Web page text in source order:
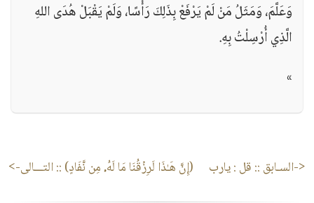
وَعَلَّمَ، وَمَثَلُ مَنْ لَمْ يَرْفَعْ بِذَلِكَ رَأْسًا، وَلَمْ يَقْبَلْ هُدَى اللهِ
الَّذِي أُرْسِلْتُ بِهِ.
»
<-السـابق :: قل : يارب (إِنَّ هَـٰذَا لَرِزۡقُنَا مَا لَهُۥ مِن نَّفَادٍ) :: التـــالى->